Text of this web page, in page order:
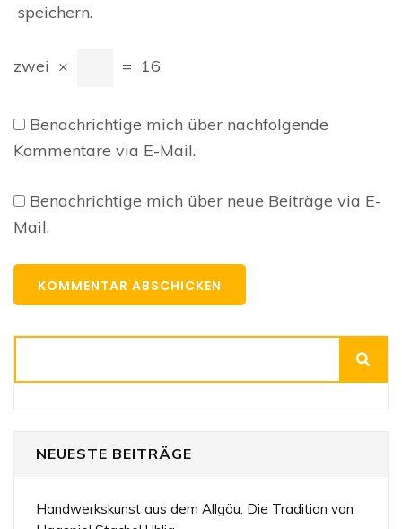
speichern.
zwei × = 16
Benachrichtige mich über nachfolgende
Kommentare via E-Mail.
Benachrichtige mich über neue Beiträge via E-
Mail.
NEUESTE BEITRÄGE
Handwerkskunst aus dem Allgäu: Die Tradition von